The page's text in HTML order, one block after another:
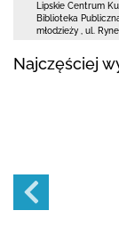
Lipskie Centrum
Biblioteka
młodzieży , ul.
Najczęściej